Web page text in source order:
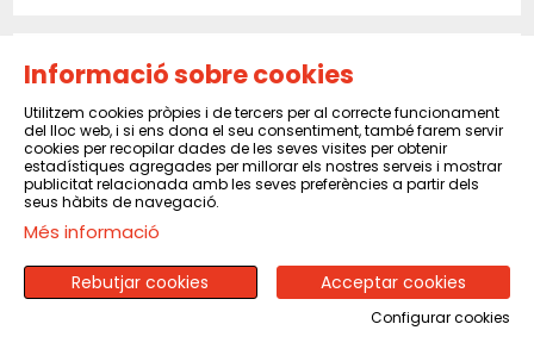
La Caldera
Sala El Sindicat de Balsareny
DE MAR
Informació sobre cookies
Utilitzem cookies pròpies i de tercers per al correcte funcionament
del lloc web, i si ens dona el seu consentiment, també farem servir
cookies per recopilar dades de les seves visites per obtenir
estadístiques agregades per millorar els nostres serveis i mostrar
publicitat relacionada amb les seves preferències a partir dels
seus hàbits de navegació.
Més informació
Acceptar cookies
Rebutjar cookies
Configurar cookies